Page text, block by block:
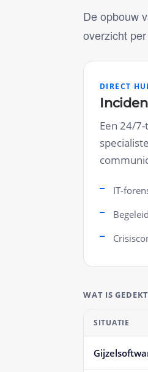
De opbouw
overzicht
DIRECT
Een 24/
IT-
WAT IS GEDEKT
SITUATIE